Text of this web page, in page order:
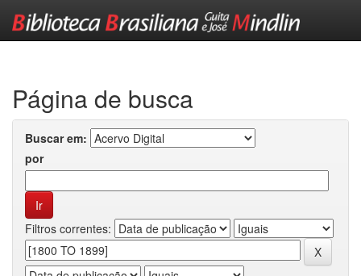
Página de busca
Buscar em:
por
Filtros correntes: